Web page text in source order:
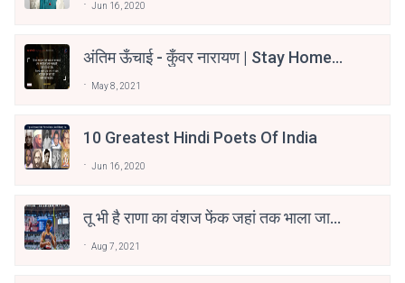
Jun 16, 2020
अंतिम ऊँचाई - कुँवर नारायण | Stay Home
May 8, 2021
10 Greatest Hindi Poets Of India
Jun 16, 2020
तू भी है राणा का वंशज फेंक जहां तक भाला जाए:
Aug 7, 2021